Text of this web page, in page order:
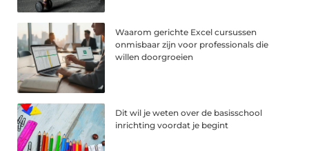
Waarom gerichte Excel cursussen
onmisbaar zijn voor professionals die
willen doorgroeien
Dit wil je weten over de basisschool
inrichting voordat je begint